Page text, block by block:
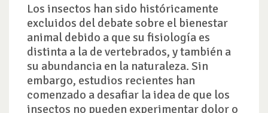
Los insectos han sido históricamente
excluidos del debate sobre el bienestar
animal debido a que su fisiología es
distinta a la de vertebrados, y también a
su abundancia en la naturaleza. Sin
embargo, estudios recientes han
comenzado a desafiar la idea de que los
insectos no pueden experimentar dolor o